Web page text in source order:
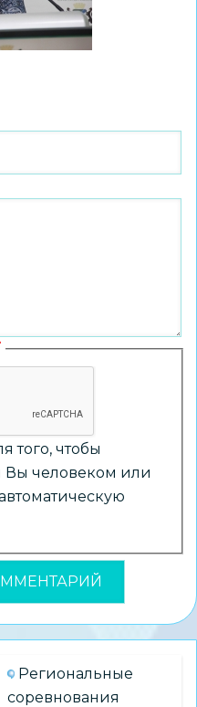
того, чтобы
Вы человеком или
Региональные
соревнования